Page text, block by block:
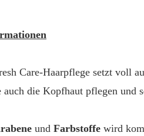
Care-Haarpflege setzt voll
auch die Kopfhaut pflegen und
und Farbstoffe wird